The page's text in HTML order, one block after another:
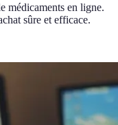
médicaments en ligne.
sûre et efficace.